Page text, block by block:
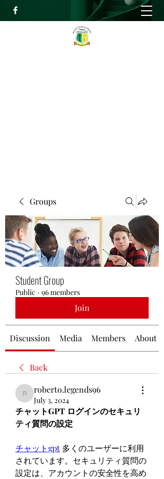
Groups
Student Group
Public · 96 members
Join
Discussion Media Members About
Back
roberto.legends96
roberto.legends96
July 3, 2024
チャットGPT ログインのセキュリ
ティ質問の設定
チャットgpt 多くのユーザーに利用
されています。セキュリティ質問の
設定は、アカウントの安全性を高め